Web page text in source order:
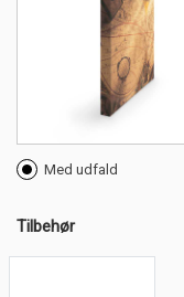
Med udfald
Tilbehør